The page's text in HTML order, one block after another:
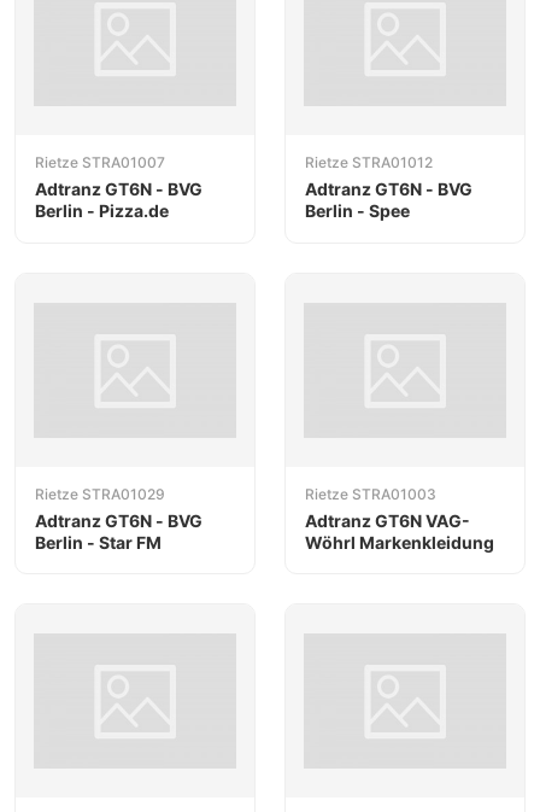
Rietze STRA01007
Adtranz GT6N - BVG
Berlin - Pizza.de
Rietze STRA01012
Adtranz GT6N - BVG
Berlin - Spee
Rietze STRA01029
Adtranz GT6N - BVG
Berlin - Star FM
Rietze STRA01003
Adtranz GT6N VAG-
Wöhrl Markenkleidung